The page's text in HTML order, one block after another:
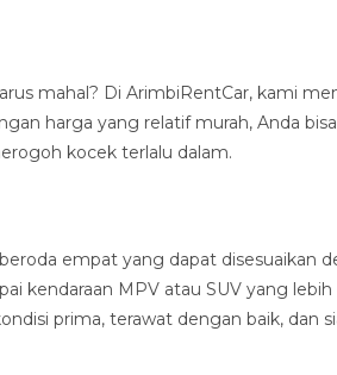
mahal? Di ArimbiRentCar, kami
harga yang relatif murah, Anda
kocek terlalu dalam.
empat yang dapat disesuaikan
kendaraan MPV atau SUV yang
prima, terawat dengan baik, dan